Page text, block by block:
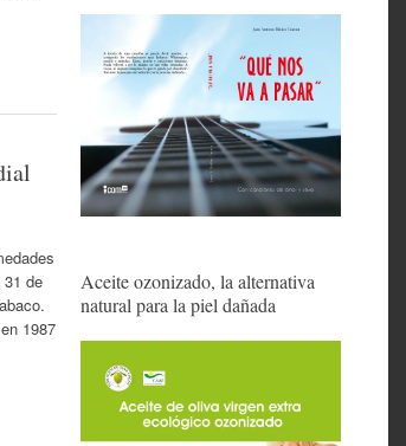
de
1987
Aceite ozonizado, la alternativa
natural para la piel dañada